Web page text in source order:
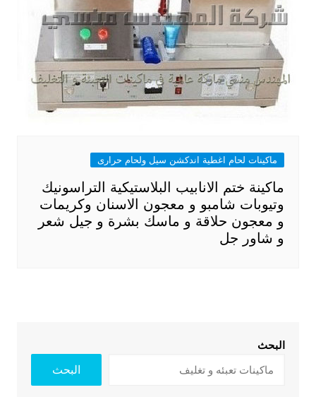
ماكينات لحام اغطية اندكشن سيل ولحام حرارى
ماكينة ختم الانابيب البلاستيكية التراسونيك
وتيوبات شامبو و معجون الاسنان وكريمات
و معجون حلاقة و ماسك بشرة و جيل شعر
و شاور جل
البحث
البحث